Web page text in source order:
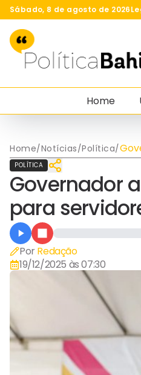
Sábado, 8 de agosto de 2026
Home
Home/Notícias/Política/
POLÍTICA
Governador
para
Por Redação
19/12/2025 às 07:30